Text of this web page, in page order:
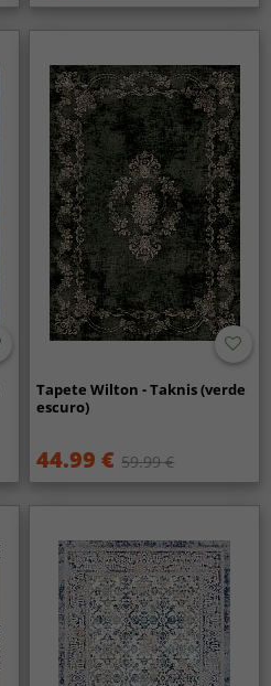
Tapete Wilton - Taknis (verde
escuro)
44.99 € 59.99 €